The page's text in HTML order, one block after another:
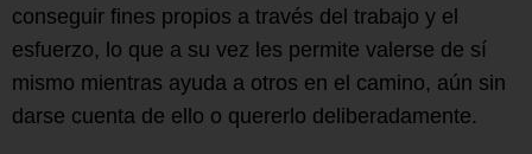
conseguir fines propios a través del trabajo y el
esfuerzo, lo que a su vez les permite valerse de sí
mismo mientras ayuda a otros en el camino, aún sin
darse cuenta de ello o quererlo deliberadamente.